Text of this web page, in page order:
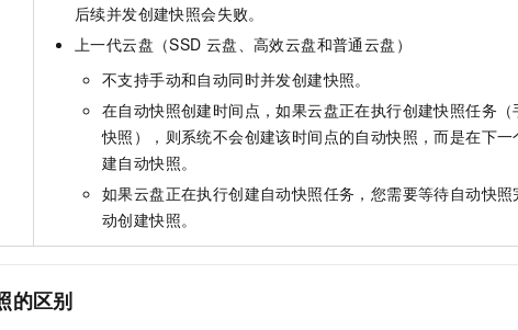
后续并发创建快照会失败。
上一代云盘（SSD 云盘、高效云盘和普通云盘）
不支持手动和自动同时并发创建快照。
在自动快照创建时间点，如果云盘正在执行创建快照任务（
快照），则系统不会创建该时间点的自动快照，而是在下一
建自动快照。
如果云盘正在执行创建自动快照任务，您需要等待自动快
动创建快照。
的区别